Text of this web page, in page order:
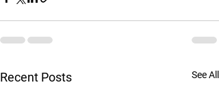
Recent Posts See All